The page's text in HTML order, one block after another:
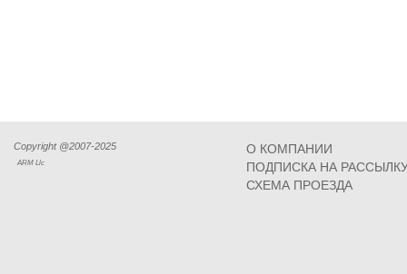
Copyright @2007-2025
ARM Llc
О КОМПАНИИ
ПОДПИСКА НА
СХЕМА ПРОЕЗДА